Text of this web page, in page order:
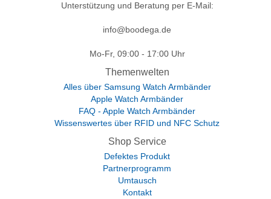
Unterstützung und Beratung per E-Mail:
info@boodega.de
Mo-Fr, 09:00 - 17:00 Uhr
Themenwelten
Alles über Samsung Watch Armbänder
Apple Watch Armbänder
FAQ - Apple Watch Armbänder
Wissenswertes über RFID und NFC Schutz
Shop Service
Defektes Produkt
Partnerprogramm
Umtausch
Kontakt